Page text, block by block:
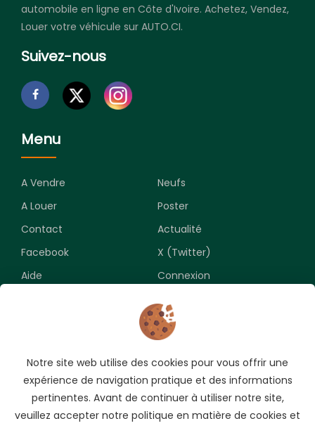
automobile en ligne en Côte d'Ivoire. Achetez, Vendez,
Louer votre véhicule sur AUTO.CI.
Suivez-nous
Menu
A Vendre
Neufs
A Louer
Poster
Contact
Actualité
Facebook
X (Twitter)
Aide
Connexion
Souscrivez pour recevoir les meilleures opportunités.
Notre site web utilise des cookies pour vous offrir une
expérience de navigation pratique et des informations
pertinentes. Avant de continuer à utiliser notre site,
veuillez accepter notre politique en matière de cookies et